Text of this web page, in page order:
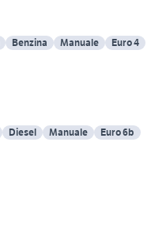
Benzina Manuale Euro 4
Diesel Manuale Euro 6b